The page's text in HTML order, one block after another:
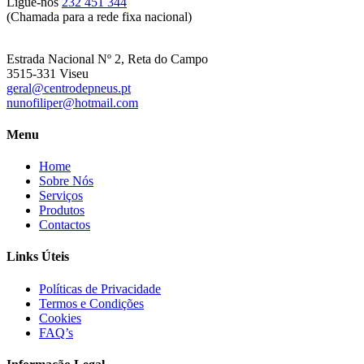
(Chamada para a rede fixa nacional)
Estrada Nacional Nº 2, Reta do Campo
3515-331 Viseu
geral@centrodepneus.pt
nunofiliper@hotmail.com
Menu
Home
Sobre Nós
Serviços
Produtos
Contactos
Links Úteis
Políticas de Privacidade
Termos e Condições
Cookies
FAQ’s